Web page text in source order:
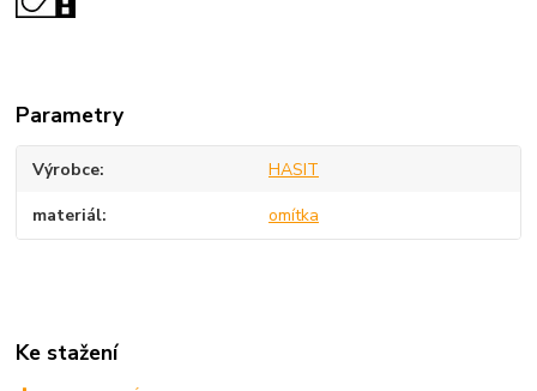
Parametry
Výrobce HASIT
materiál omítka
Ke stažení